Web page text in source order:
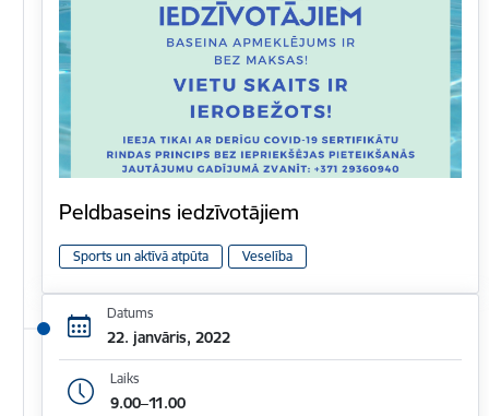
Peldbaseins iedzīvotājiem
Sports un aktīvā atpūta Veselība
Datums
22. janvāris, 2022
Laiks
9.00–11.00